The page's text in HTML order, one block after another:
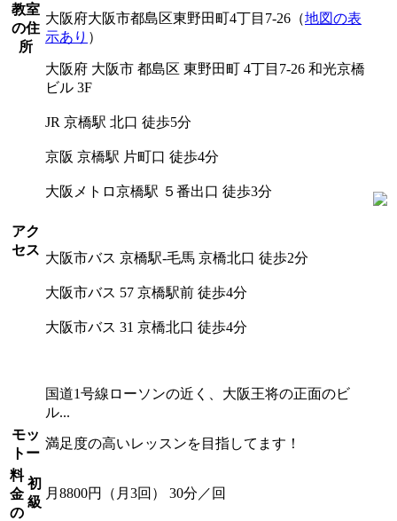
教室
の住
所
大阪府大阪市都島区東野田町4丁目7-26（地図の表
示あり ）
アク
セス
大阪府 大阪市 都島区 東野田町 4丁目7-26 和光京橋
ビル 3F
JR 京橋駅 北口 徒歩5分
京阪 京橋駅 片町口 徒歩4分
大阪メトロ京橋駅 ５番出口 徒歩3分
大阪市バス 京橋駅-毛馬 京橋北口 徒歩2分
大阪市バス 57 京橋駅前 徒歩4分
大阪市バス 31 京橋北口 徒歩4分
国道1号線ローソンの近く、大阪王将の正面のビ
ル...
モッ
トー
満足度の高いレッスンを目指してます！
料
金
の
初
級
月8800円（月3回） 30分／回